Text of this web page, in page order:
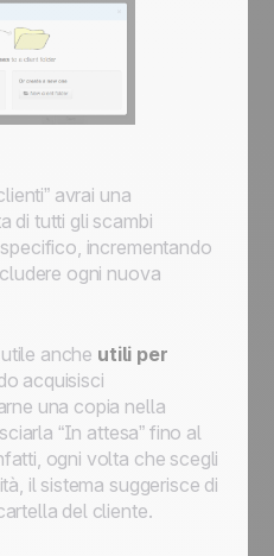
avrai una
di tutti gli scambi
incrementando
ogni nuova
anche utili per
acquisisci
una copia nella
“In attesa” fino al
ogni volta che scegli
il sistema suggerisce di
del cliente.